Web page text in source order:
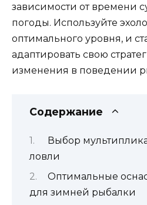
зависимости от времени
погоды. Используйте
оптимального уровня, и
адаптировать свою
изменения в поведении
Содержание
Выбор
ловли
Оптимальные
для зимней рыбалки